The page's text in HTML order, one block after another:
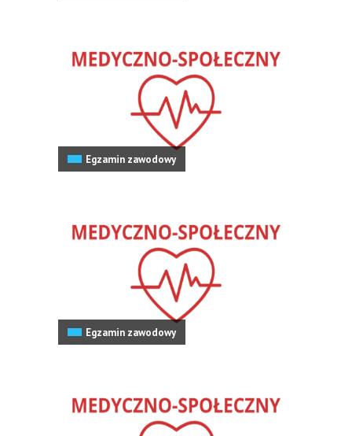
Egzamin zawodowy
Egzamin zawodowy